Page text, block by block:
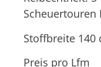
Stoffbreite 140
Preis pro Lfm